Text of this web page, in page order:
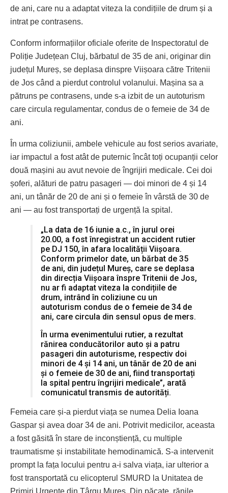
de ani, care nu a adaptat viteza la condițiile de drum și a
intrat pe contrasens.
Conform informațiilor oficiale oferite de Inspectoratul de
Poliție Județean Cluj, bărbatul de 35 de ani, originar din
județul Mureș, se deplasa dinspre Viișoara către Tritenii
de Jos când a pierdut controlul volanului. Mașina sa a
pătruns pe contrasens, unde s-a izbit de un autoturism
care circula regulamentar, condus de o femeie de 34 de
ani.
În urma coliziunii, ambele vehicule au fost serios avariate,
iar impactul a fost atât de puternic încât toți ocupanții celor
două mașini au avut nevoie de îngrijiri medicale. Cei doi
șoferi, alături de patru pasageri — doi minori de 4 și 14
ani, un tânăr de 20 de ani și o femeie în vârstă de 30 de
ani — au fost transportați de urgență la spital.
„La data de 16 iunie a.c., în jurul orei
20.00, a fost înregistrat un accident rutier
pe DJ 150, în afara localității Viișoara.
Conform primelor date, un bărbat de 35
de ani, din județul Mureș, care se deplasa
din direcția Viișoara înspre Tritenii de Jos,
nu ar fi adaptat viteza la condițiile de
drum, intrând în coliziune cu un
autoturism condus de o femeie de 34 de
ani, care circula din sensul opus de mers.
În urma evenimentului rutier, a rezultat
rănirea conducătorilor auto și a patru
pasageri din autoturisme, respectiv doi
minori de 4 și 14 ani, un tânăr de 20 de ani
și o femeie de 30 de ani, fiind transportați
la spital pentru îngrijiri medicale”, arată
comunicatul transmis de autorități.
Femeia care și-a pierdut viața se numea Delia Ioana
Gaspar și avea doar 34 de ani. Potrivit medicilor, aceasta
a fost găsită în stare de inconștiență, cu multiple
traumatisme și instabilitate hemodinamică. S-a intervenit
prompt la fața locului pentru a-i salva viața, iar ulterior a
fost transportată cu elicopterul SMURD la Unitatea de
Primiri Urgențe din Târgu Mureș. Din păcate, rănile